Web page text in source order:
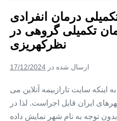
+
بیمه
درمان
تکمیلی
گروهی
وایقان
درمان انفرادی
تکمیلی گروهی در
نظرکهریزی
ارسال شده در 17/12/2024
اینکه سایت تارازبیمه آنلاین می
ایران قابل اجراست. لذا در
توجه به نام شهر نمایش داده